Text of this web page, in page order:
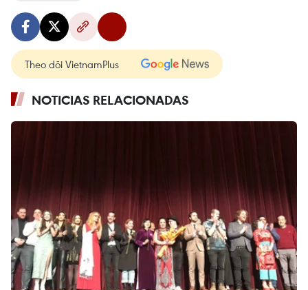
Theo dõi VietnamPlus
NOTICIAS RELACIONADAS